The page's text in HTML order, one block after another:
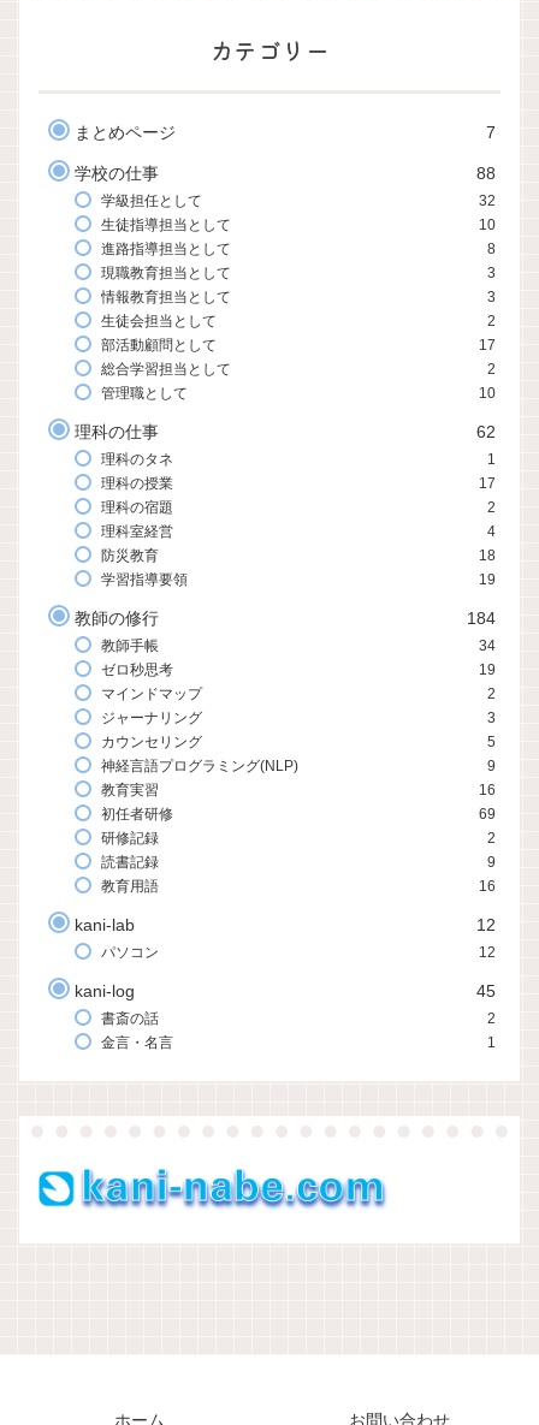
カテゴリー
まとめページ 7
学校の仕事 88
学級担任として
32
生徒指導担当として
10
進路指導担当として
8
現職教育担当として
3
情報教育担当として
3
生徒会担当として
2
部活動顧問として
17
総合学習担当として
2
管理職として
10
理科の仕事 62
理科のタネ
1
理科の授業
17
理科の宿題
2
理科室経営
4
防災教育
18
学習指導要領
19
教師の修行 184
教師手帳
34
ゼロ秒思考
19
マインドマップ
2
ジャーナリング
3
カウンセリング
5
神経言語プログラミング(NLP)
9
教育実習
16
初任者研修
69
研修記録
2
読書記録
9
教育用語
16
kani-lab 12
パソコン 12
kani-log 45
書斎の話
2
金言・名言
1
ホーム お問い合わせ